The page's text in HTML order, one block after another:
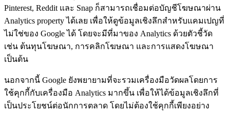
Pinterest, Reddit และ Snap ก็สามารถเชื่อมต่อบัญชีโฆษณาผ่าน
Analytics property ได้เลย เพื่อให้ดูข้อมูลเชิงลึกสำหรับแคมเปญที่
ไม่ใช่ของ Google ได้ โดยจะมีที่มาของ Analytics ด้วยตัวชี้วัด
เช่น ต้นทุนโฆษณา, การคลิกโฆษณา และการแสดงโฆษณา
เป็นต้น
นอกจากนี้ Google ยังพยายามที่จะรวมเครื่องมือวัดผลโดยการ
ใช้คุกกี้กับเครื่องมือ Analytics มากขึ้น เพื่อให้ได้ข้อมูลเชิงลึกที่
เป็นประโยชน์ต่อนักการตลาด โดยไม่ต้องใช้คุกกี้เพียงอย่าง